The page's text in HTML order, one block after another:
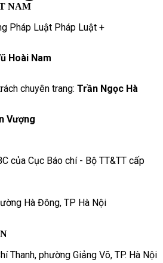
NAM
Pháp Luật Pháp Luật +
Hoài Nam
chuyên trang: Trần Ngọc Hà
Vượng
của Cục Báo chí - Bộ TT&TT cấp
Hà Đông, TP Hà Nội
Thanh, phường Giảng Võ, TP. Hà Nội